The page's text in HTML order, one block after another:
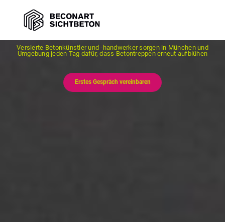
Betontreppen - ästhetisch und langlebig
Versierte Betonkünstler und -handwerker sorgen in München und
Umgebung jeden Tag dafür, dass Betontreppen erneut aufblühen
Erstes Gespräch vereinbaren